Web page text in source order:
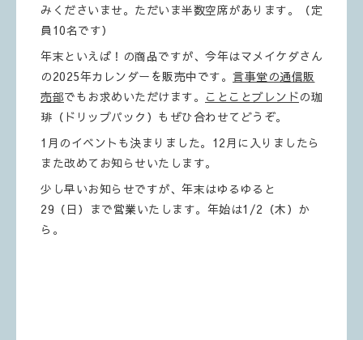
みくださいませ。ただいま半数空席があります。（定
員10名です）
年末といえば！の商品ですが、今年はマメイケダさん
の2025年カレンダーを販売中です。 言事堂の通信販
売部でもお求めいただけます。 ことことブレンドの珈
琲（ドリップパック）もぜひ合わせてどうぞ。
1月のイベントも決まりました。12月に入りましたら
また改めてお知らせいたします。
少し早いお知らせですが、年末はゆるゆると
29（日）まで営業いたします。年始は1/2（木）か
ら。